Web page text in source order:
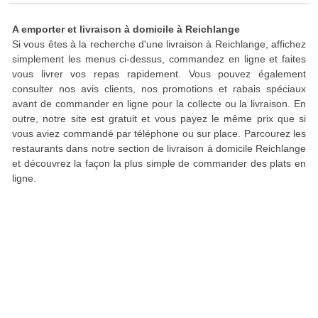
A emporter et livraison à domicile à Reichlange
Si vous êtes à la recherche d'une livraison à Reichlange, affichez
simplement les menus ci-dessus, commandez en ligne et faites
vous livrer vos repas rapidement. Vous pouvez également
consulter nos avis clients, nos promotions et rabais spéciaux
avant de commander en ligne pour la collecte ou la livraison. En
outre, notre site est gratuit et vous payez le même prix que si
vous aviez commandé par téléphone ou sur place. Parcourez les
restaurants dans notre section de livraison à domicile Reichlange
et découvrez la façon la plus simple de commander des plats en
ligne.